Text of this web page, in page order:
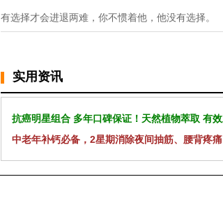
有选择才会进退两难，你不惯着他，他没有选择。
实用资讯
抗癌明星组合 多年口碑保证！天然植物萃取 有
中老年补钙必备，2星期消除夜间抽筋、腰背疼